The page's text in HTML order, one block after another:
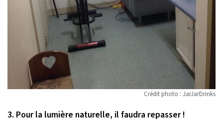
Crédit photo : JarJarDrinks
3. Pour la lumière naturelle, il faudra repasser !